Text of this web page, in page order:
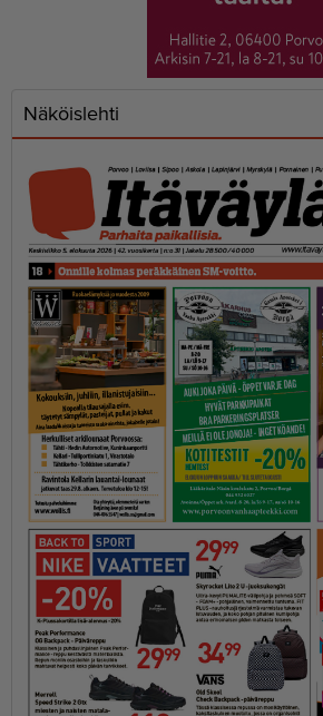
Näköislehti